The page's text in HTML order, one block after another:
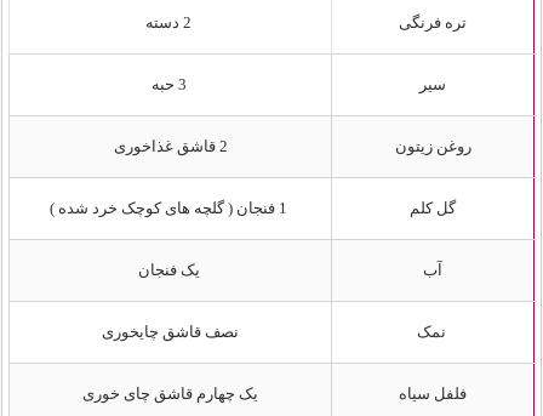
تره فرنگی
سیر
روغن زیتون 2 قاشق غذاخوری
گل کلم
آب یک فنجان
نمک نصف قاشق چایخوری
فلفل سیاه یک چهارم قاشق چای خوری